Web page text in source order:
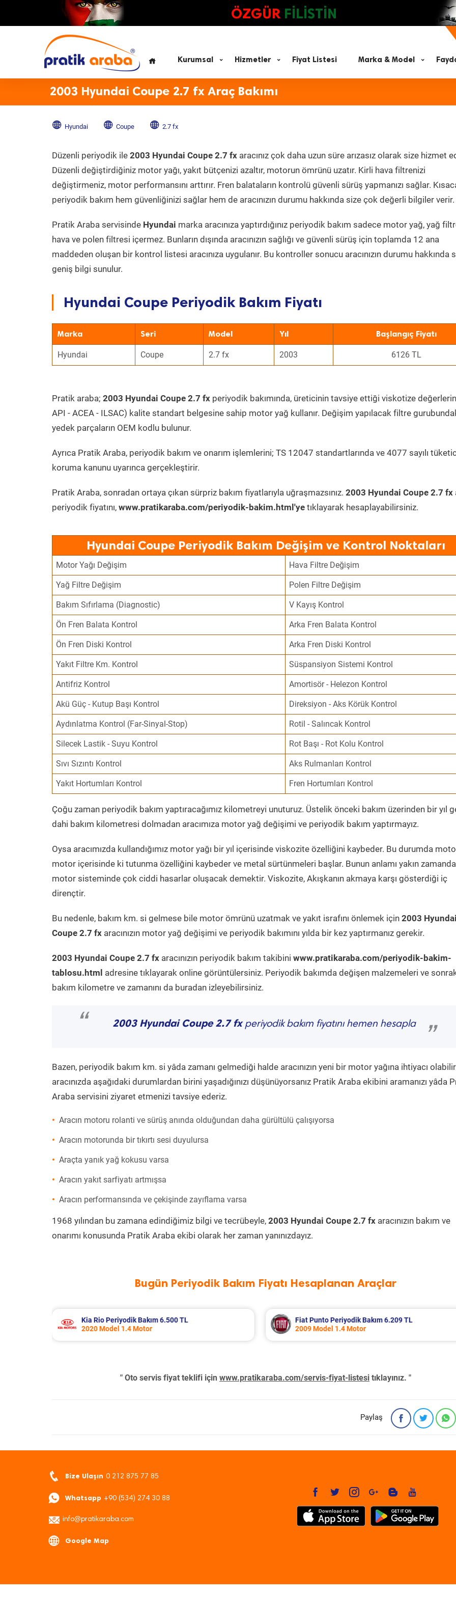
ÖZGÜR FİLİSTİN
Kurumsal Hizmetler Fiyat Listesi Marka & Model
2003 Hyundai Coupe 2.7 fx Araç Bakımı
Hyundai Coupe 2.7 fx
Düzenli periyodik ile 2003 Hyundai Coupe 2.7 fx aracınız çok daha uzun süre arızasız olarak size hizmet
Düzenli değiştirdiğiniz motor yağı, yakıt bütçenizi azaltır, motorun ömrünü uzatır. Kirli hava filtrenizi
değiştirmeniz, motor performansını arttırır. Fren balataların kontrolü güvenli sürüş yapmanızı sağlar.
periyodik bakım hem güvenliğinizi sağlar hem de aracınızın durumu hakkında size çok değerli bilgiler verir.
Pratik Araba servisinde Hyundai marka aracınıza yaptırdığınız periyodik bakım sadece motor yağ, yağ
hava ve polen filtresi içermez. Bunların dışında aracınızın sağlığı ve güvenli sürüş için toplamda 12 ana
maddeden oluşan bir kontrol listesi aracınıza uygulanır. Bu kontroller sonucu aracınızın durumu hakkında
geniş bilgi sunulur.
Hyundai Coupe Periyodik Bakım Fiyatı
Marka Seri Model Yıl Başlangıç Fiyatı
Hyundai Coupe 2.7 fx 2003 6126 TL
Pratik araba; 2003 Hyundai Coupe 2.7 fx periyodik bakımında, üreticinin tavsiye ettiği viskotize
API - ACEA - ILSAC) kalite standart belgesine sahip motor yağ kullanır. Değişim yapılacak filtre
yedek parçaların OEM kodlu bulunur.
Ayrıca Pratik Araba, periyodik bakım ve onarım işlemlerini; TS 12047 standartlarında ve 4077 sayılı
koruma kanunu uyarınca gerçekleştirir.
Pratik Araba, sonradan ortaya çıkan sürpriz bakım fiyatlarıyla uğraşmazsınız. 2003 Hyundai Coupe 2.7 fx
periyodik fiyatını, www.pratikaraba.com/periyodik-bakim.html'ye tıklayarak hesaplayabilirsiniz.
Hyundai Coupe Periyodik Bakım Değişim ve Kontrol Noktaları
Motor Yağı Değişim Hava Filtre Değişim
Yağ Filtre Değişim Polen Filtre Değişim
Bakım Sıfırlama (Diagnostic) V Kayış Kontrol
Ön Fren Balata Kontrol Arka Fren Balata Kontrol
Ön Fren Diski Kontrol Arka Fren Diski Kontrol
Yakıt Filtre Km. Kontrol Süspansiyon Sistemi Kontrol
Antifriz Kontrol Amortisör - Helezon Kontrol
Akü Güç - Kutup Başı Kontrol Direksiyon - Aks Körük Kontrol
Aydınlatma Kontrol (Far-Sinyal-Stop) Rotil - Salıncak Kontrol
Silecek Lastik - Suyu Kontrol Rot Başı - Rot Kolu Kontrol
Sıvı Sızıntı Kontrol Aks Rulmanları Kontrol
Yakıt Hortumları Kontrol Fren Hortumları Kontrol
Çoğu zaman periyodik bakım yaptıracağımız kilometreyi unuturuz. Üstelik önceki bakım üzerinden bir yıl
dahi bakım kilometresi dolmadan aracımıza motor yağ değişimi ve periyodik bakım yaptırmayız.
Oysa aracımızda kullandığımız motor yağı bir yıl içerisinde viskozite özelliğini kaybeder. Bu durumda
motor içerisinde ki tutunma özelliğini kaybeder ve metal sürtünmeleri başlar. Bunun anlamı yakın zamanda
motor sisteminde çok ciddi hasarlar oluşacak demektir. Viskozite, Akışkanın akmaya karşı gösterdiği iç
dirençtir.
Bu nedenle, bakım km. si gelmese bile motor ömrünü uzatmak ve yakıt israfını önlemek için 2003 Hyundai
Coupe 2.7 fx aracınızın motor yağ değişimi ve periyodik bakımını yılda bir kez yaptırmanız gerekir.
2003 Hyundai Coupe 2.7 fx aracınızın periyodik bakım takibini www.pratikaraba.com/periyodik-bakim-
tablosu.html adresine tıklayarak online görüntülersiniz. Periyodik bakımda değişen malzemeleri ve
bakım kilometre ve zamanını da buradan izleyebilirsiniz.
“ 2003 Hyundai Coupe 2.7 fxperiyodik bakım fiyatını hemen hesapla
”
Bazen, periyodik bakım km. si yâda zamanı gelmediği halde aracınızın yeni bir motor yağına ihtiyacı
aracınızda aşağıdaki durumlardan birini yaşadığınızı düşünüyorsanız Pratik Araba ekibini aramanızı yâda
Araba servisini ziyaret etmenizi tavsiye ederiz.
Aracın motoru rolanti ve sürüş anında olduğundan daha gürültülü çalışıyorsa
Aracın motorunda bir tıkırtı sesi duyulursa
Araçta yanık yağ kokusu varsa
Aracın yakıt sarfiyatı artmışsa
Aracın performansında ve çekişinde zayıflama varsa
1968 yılından bu zamana edindiğimiz bilgi ve tecrübeyle, 2003 Hyundai Coupe 2.7 fx aracınızın bakım ve
onarımı konusunda Pratik Araba ekibi olarak her zaman yanınızdayız.
Bugün Periyodik Bakım Fiyatı Hesaplanan Araçlar
Fiat Punto Periyodik Bakım 6.209 TL
2009 Model 1.4 Motor
Fiat Marea Periyodik Bakım 4.946 TL
2004 Model 1.6 Motor
" Oto servis fiyat teklifi için www.pratikaraba.com/servis-fiyat-listesi tıklayınız. "
Paylaş
Bize Ulaşın 0 212 875 77 85
Whatsapp +90 (534) 274 30 88
info@pratikaraba.com
Google Map